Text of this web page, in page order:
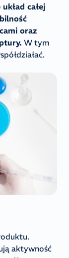
całej
oraz
W tym
aktywność